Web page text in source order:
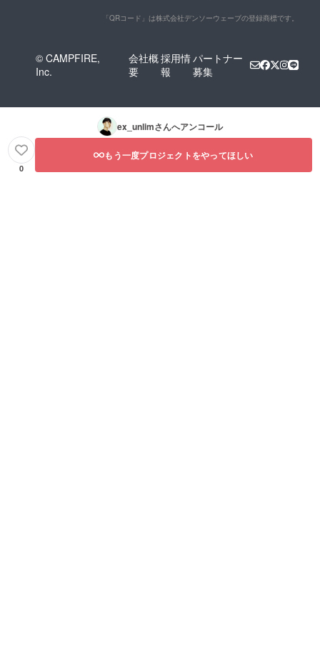
「QRコード」は株式会社デンソーウェーブの登録商標です。
© CAMPFIRE,
Inc.
会社概
要
採用情
報
パートナー
募集
ex_unlimさんへアンコール
0
もう一度プロジェクトをやってほしい